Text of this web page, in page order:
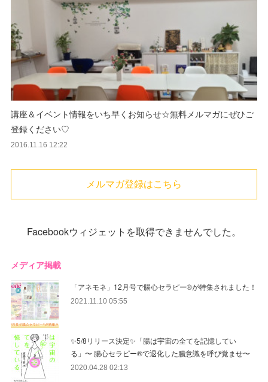
講座＆イベント情報をいち早くお知らせ☆無料メルマガにぜひご
登録ください♡
2016.11.16 12:22
メルマガ登録はこちら
Facebookウィジェットを取得できませんでした。
メディア掲載
「アネモネ」12月号で腸心セラピー®︎が特集されました！
2021.11.10 05:55
✨5/8リリース決定✨「腸は宇宙の全てを記憶してい
る」〜 腸心セラピー®︎で退化した腸意識を呼び覚ませ〜
2020.04.28 02:13